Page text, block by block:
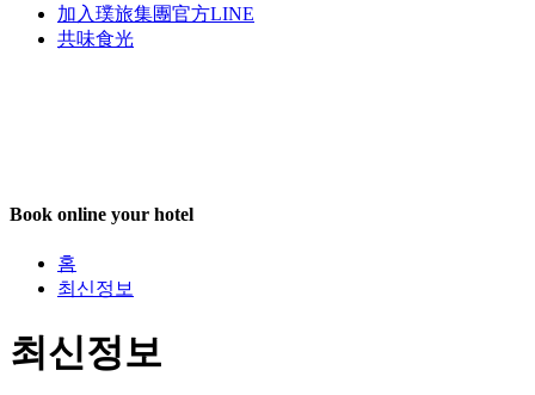
加入璞旅集團官方LINE
共味食光
Book online your hotel
홈
최신정보
최신정보